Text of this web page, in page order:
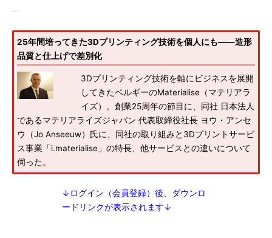
25年間培ってきた3Dプリンティング技術を個人にも――造形
品質と仕上げで差別化
3Dプリンティング技術を軸にビジネスを展開
してきたベルギーのMaterialise（マテリアラ
イズ）。創業25周年の節目に、同社 日本法人
であるマテリアライズジャパン 代表取締役社長 ヨウ・アンセ
ウ（Jo Anseeuw）氏に、同社の取り組みと3Dプリントサービ
ス事業「i.materialise」の特長、他サービスとの違いについて
伺った。
↓ログイン（会員登録）後、ダウンロ
ードリンクが表示されます↓